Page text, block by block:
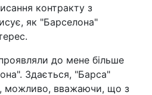
контракту з
як "Барселона"
до мене більше
Здається, "Барса"
можливо, вважаючи, що з